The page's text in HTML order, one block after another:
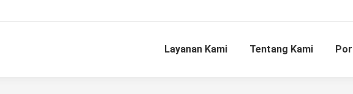
Layanan Kami Tentang Kami